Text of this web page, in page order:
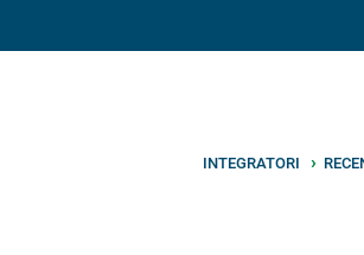
INTEGRATORI